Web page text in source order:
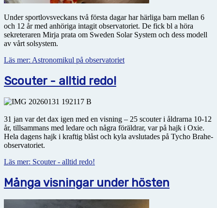
Under sportlovsveckans två första dagar har härliga barn mellan 6
och 12 år med anhöriga intagit obser­vatoriet. De fick bl a höra
sekreteraren Mirja prata om Sweden Solar System och dess modell
av vårt solsystem.
Läs mer: Astronomikul på observatoriet
Scouter - alltid redo!
31 jan var det dax igen med en visning – 25 scouter i åldrarna 10-12
år, tillsammans med ledare och några föräldrar, var på hajk i Oxie.
Hela dagens hajk i kraftig blåst och kyla avslutades på Tycho Brahe-
observatoriet.
Läs mer: Scouter - alltid redo!
Många visningar under hösten